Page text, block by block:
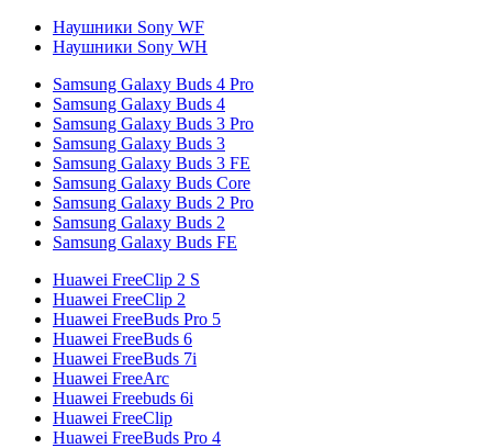
Наушники Sony WF
Наушники Sony WH
Samsung Galaxy Buds 4 Pro
Samsung Galaxy Buds 4
Samsung Galaxy Buds 3 Pro
Samsung Galaxy Buds 3
Samsung Galaxy Buds 3 FE
Samsung Galaxy Buds Core
Samsung Galaxy Buds 2 Pro
Samsung Galaxy Buds 2
Samsung Galaxy Buds FE
Huawei FreeClip 2 S
Huawei FreeClip 2
Huawei FreeBuds Pro 5
Huawei FreeBuds 6
Huawei FreeBuds 7i
Huawei FreeArc
Huawei Freebuds 6i
Huawei FreeClip
Huawei FreeBuds Pro 4